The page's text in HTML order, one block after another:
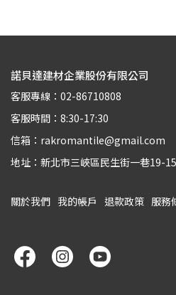
諾貝達建材企業股份有限公司
客服專線：02-86710808
客服時間：8:30-17:30
信箱：rakromantile@gmail.com
地址：新北市三峽區民生街一巷19-
關於我們 我的帳戶 退款政策 服務